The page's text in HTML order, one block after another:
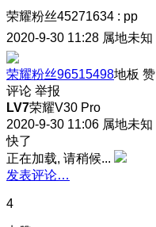
荣耀粉丝45271634 : pp
2020-9-30 11:28 属地未知
荣耀粉丝96515498地板 赞
评论 举报
LV7荣耀V30 Pro
2020-9-30 11:06 属地未知
快了
正在加载, 请稍候...
发表评论…
4